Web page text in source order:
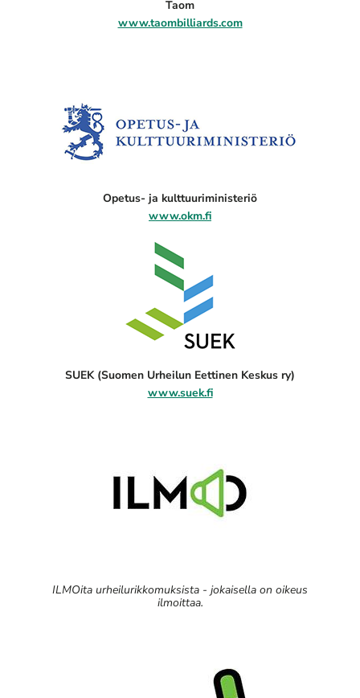
Taom
www.taombilliards.com
Opetus- ja kulttuuriministeriö
www.okm.fi
SUEK (Suomen Urheilun Eettinen Keskus ry)
www.suek.fi
ILMOita urheilurikkomuksista - jokaisella on oikeus
ilmoittaa.